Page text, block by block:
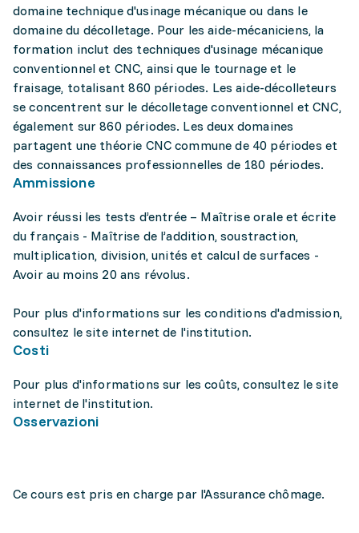
domaine technique d'usinage mécanique ou dans le
domaine du décolletage. Pour les aide-mécaniciens, la
formation inclut des techniques d'usinage mécanique
conventionnel et CNC, ainsi que le tournage et le
fraisage, totalisant 860 périodes. Les aide-décolleteurs
se concentrent sur le décolletage conventionnel et CNC,
également sur 860 périodes. Les deux domaines
partagent une théorie CNC commune de 40 périodes et
des connaissances professionnelles de 180 périodes.
Ammissione
Avoir réussi les tests d’entrée – Maîtrise orale et écrite
du français - Maîtrise de l’addition, soustraction,
multiplication, division, unités et calcul de surfaces -
Avoir au moins 20 ans révolus.
Pour plus d'informations sur les conditions d'admission,
consultez le site internet de l'institution.
Costi
Pour plus d'informations sur les coûts, consultez le site
internet de l'institution.
Osservazioni
Ce cours est pris en charge par l'Assurance chômage.